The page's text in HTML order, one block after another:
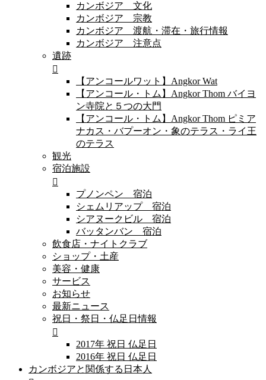
カンボジア 文化
カンボジア 宗教
カンボジア 渡航・滞在・旅行情報
カンボジア 注意点
遺跡
【アンコールワット】Angkor Wat
【アンコール・トム】Angkor Thom バイヨ
ン寺院と５つの大門
【アンコール・トム】Angkor Thom ピミア
ナカス・バプーオン・象のテラス・ライ王
のテラス
観光
宿泊施設
プノンペン 宿泊
シェムリアップ 宿泊
シアヌークビル 宿泊
バッタンバン 宿泊
飲食店・ナイトクラブ
ショップ・土産
美容・健康
サービス
お知らせ
最新ニュース
祝日・祭日・仏足日情報
2017年 祝日 仏足日
2016年 祝日 仏足日
カンボジアと関係する日本人